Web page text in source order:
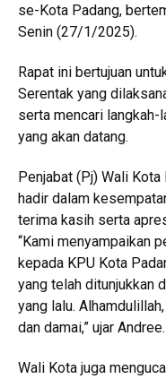
se-Kota Padang,
Senin (27/1/2025).
Rapat ini bertujuan
Serentak yang
serta mencari langkah-
yang akan datang.
Penjabat (Pj) Wali Kota
hadir dalam
terima kasih serta
“Kami menyampaikan
kepada KPU Kota
yang telah ditunjukkan
yang lalu.
dan damai,” ujar Andree.
Wali Kota juga